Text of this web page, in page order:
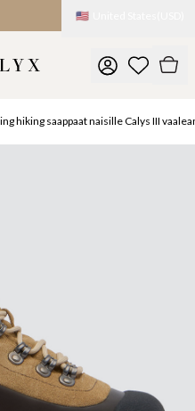
🇺🇸
hiking saappaat naisille Calys III